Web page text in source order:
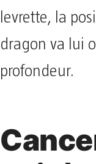
levrette, la
dragon va lui
profondeur.